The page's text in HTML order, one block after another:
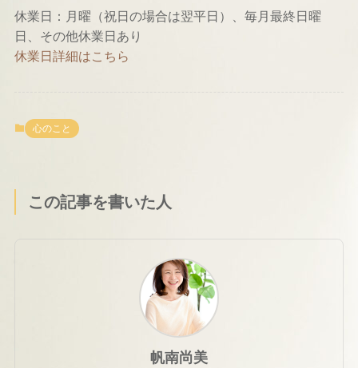
休業日：月曜（祝日の場合は翌平日）、毎月最終日曜
日、その他休業日あり
休業日詳細はこちら
心のこと
この記事を書いた人
帆南尚美